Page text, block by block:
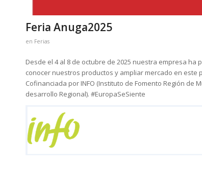
Feria Anuga2025
en Ferias
Desde el 4 al 8 de octubre de 2025 nuestra empresa ha
conocer nuestros productos y ampliar mercado en este
Cofinanciada por INFO (Instituto de Fomento Región de
desarrollo Regional). #EuropaSeSiente